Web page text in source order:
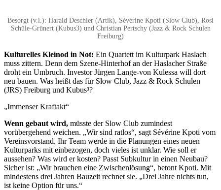
Besorgt (v.l.): Harald Deschler (Artik), Sévérine Kpoti (Slow Club), Rosi
Schüle-Grünert (Kubus3) und Christian Pertschy (Jazz & Rock Schulen
Freiburg)
Kulturelles Kleinod in Not: Ein Quartett im Kulturpark Haslach
muss zittern. Denn dem Szene-Hinterhof an der Haslacher Straße
droht ein Umbruch. Investor Jürgen Lange-von Kulessa will dort
neu bauen. Was heißt das für Slow Club, Jazz & Rock Schulen
(JRS) Freiburg und Kubus³?
„Immenser Kraftakt“
Wenn gebaut wird, müsste der Slow Club zumindest
vorübergehend weichen. „Wir sind ratlos“, sagt Sévérine Kpoti vom
Vereinsvorstand. Ihr Team werde in die Planungen eines neuen
Kulturparks mit einbezogen, doch vieles ist unklar. Wie soll er
aussehen? Was wird er kosten? Passt Subkultur in einen Neubau?
Sicher ist: „Wir brauchen eine Zwischenlösung“, betont Kpoti. Mit
mindestens drei Jahren Bauzeit rechnet sie. „Drei Jahre nichts tun,
ist keine Option für uns.“